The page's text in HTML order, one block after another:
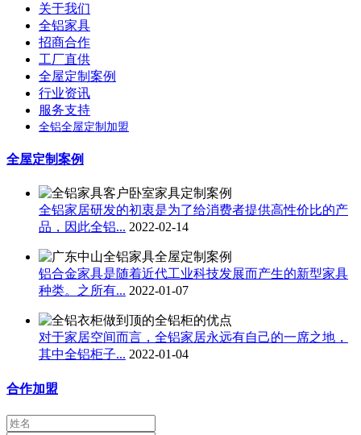
关于我们
全铝家具
招商合作
工厂直供
全屋定制案例
行业资讯
服务支持
全铝全屋定制加盟
全屋定制案例
全铝家居研发的初衷是为了给消费者提供高性价比的产
品，因此全铝... 2022-02-14
铝合金家具是随着近代工业科技发展而产生的新型家具
种类。之所有... 2022-01-07
对于家居空间而言，全铝家居永远有自己的一席之地，
其中全铝柜子... 2022-01-04
合作加盟